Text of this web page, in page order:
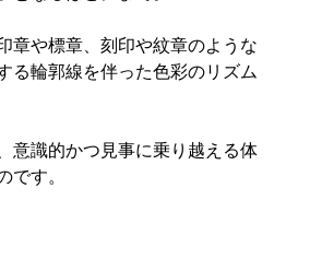
章や標章、刻印や紋章のような
る輪郭線を伴った色彩のリズム
意識的かつ見事に乗り越える体
す。